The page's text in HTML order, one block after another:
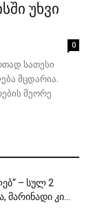
უხვი
0
სათესი
მცდარია.
მეორე
– სულ 2
მარინადი კი...